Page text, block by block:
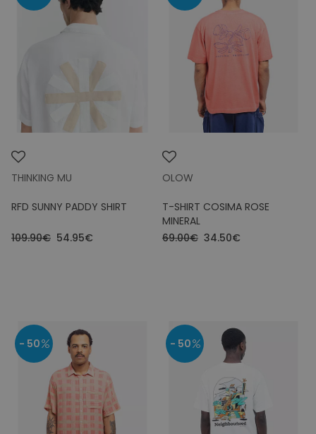
THINKING MU
RFD SUNNY PADDY SHIRT
109.90€ 54.95€
OLOW
T-SHIRT COSIMA ROSE
MINERAL
69.00€ 34.50€
- 50 - 50